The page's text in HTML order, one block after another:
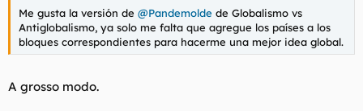
Me gusta la versión de @Pandemolde de Globalismo vs
Antiglobalismo, ya solo me falta que agregue los países a los
bloques correspondientes para hacerme una mejor idea global.
A grosso modo.